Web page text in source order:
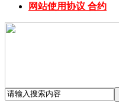
网站使用协议 合约